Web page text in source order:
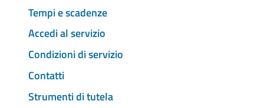
Tempi e scadenze
Accedi al servizio
Condizioni di servizio
Contatti
Strumenti di tutela